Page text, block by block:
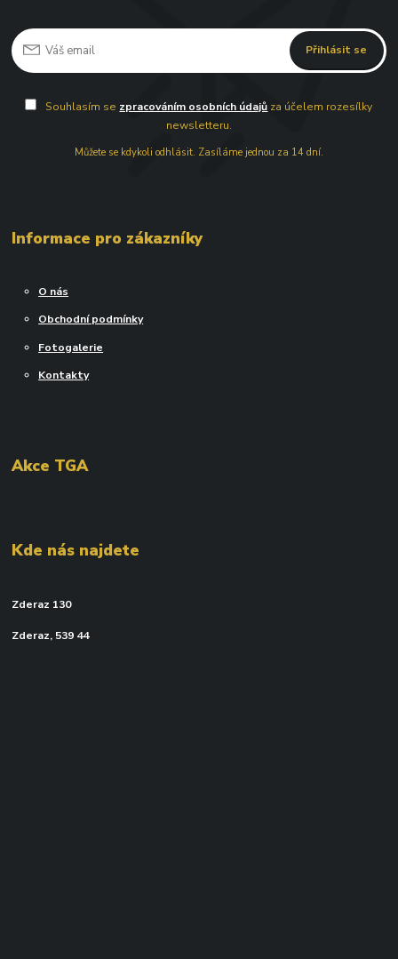
Přihlásit se
Souhlasím se zpracováním osobních údajů za účelem rozesílky
newsletteru.
Můžete se kdykoli odhlásit. Zasíláme jednou za 14 dní.
Informace pro zákazníky
O nás
Obchodní podmínky
Fotogalerie
Kontakty
Akce TGA
Kde nás najdete
Zderaz 130
Zderaz, 539 44